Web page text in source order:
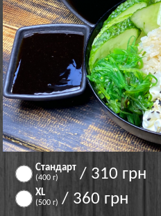
Стандарт
(400 г) / 310 грн
ХL
(500 г) / 360 грн